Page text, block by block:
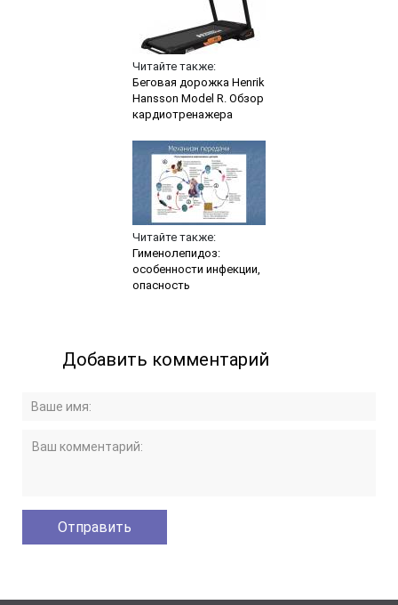
Читайте также:
Беговая дорожка Henrik
Hansson Model R. Обзор
кардиотренажера
Читайте также:
Гименолепидоз:
особенности инфекции,
опасность
Добавить комментарий